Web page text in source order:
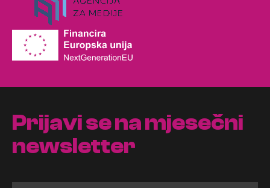
Prijavi se na mjesečni
newsletter